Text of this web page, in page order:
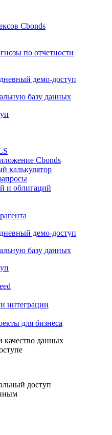
Cbonds
базу данных
Cbonds
калькулятор
базу данных
интеграции